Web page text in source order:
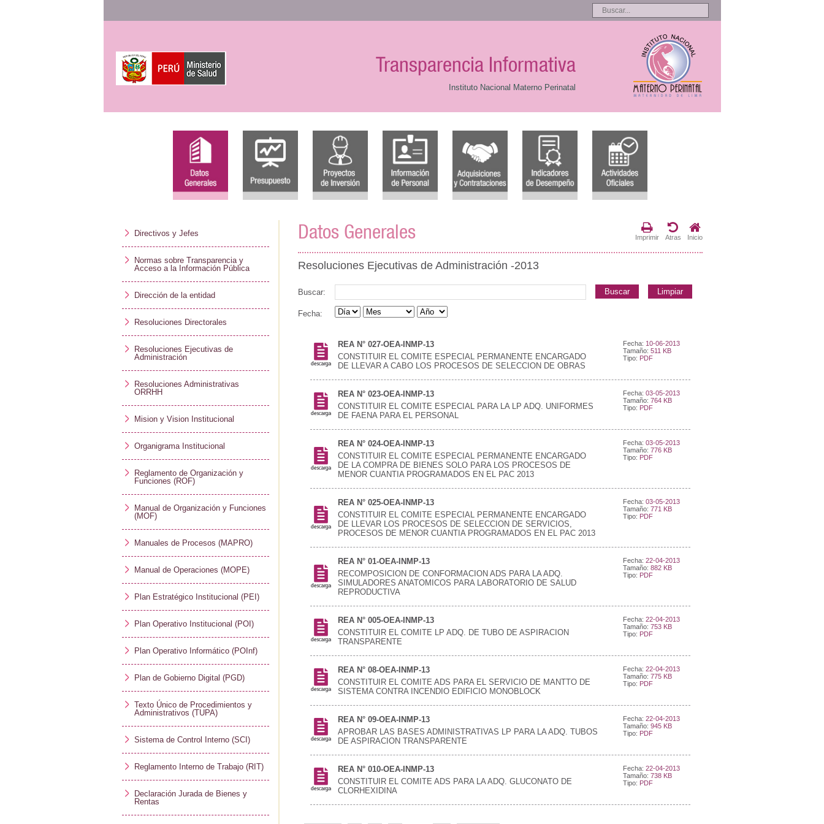
Transparencia Informativa
Instituto Nacional Materno Perinatal
Directivos y Jefes
Normas sobre Transparencia y
Acceso a la Información Pública
Dirección de la entidad
Resoluciones Directorales
Resoluciones Ejecutivas de
Administración
Resoluciones Administrativas
ORRHH
Mision y Vision Institucional
Organigrama Institucional
Reglamento de Organización y
Funciones (ROF)
Manual de Organización y Funciones
(MOF)
Manuales de Procesos (MAPRO)
Manual de Operaciones (MOPE)
Plan Estratégico Institucional (PEI)
Plan Operativo Institucional (POI)
Plan Operativo Informático (POInf)
Plan de Gobierno Digital (PGD)
Texto Único de Procedimientos y
Administrativos (TUPA)
Sistema de Control Interno (SCI)
Reglamento Interno de Trabajo (RIT)
Declaración Jurada de Bienes y
Rentas
Datos Generales Imprimir Atras Inicio
Resoluciones Ejecutivas de Administración -2013
Buscar: Buscar Limpiar
Fecha:
Fecha: 10-06-2013
Tamaño: 511 KB
Tipo: PDF
REA N° 027-OEA-INMP-13
CONSTITUIR EL COMITE ESPECIAL PERMANENTE ENCARGADO
DE LLEVAR A CABO LOS PROCESOS DE SELECCION DE OBRAS
Fecha: 03-05-2013
Tamaño: 764 KB
Tipo: PDF
REA N° 023-OEA-INMP-13
CONSTITUIR EL COMITE ESPECIAL PARA LA LP ADQ. UNIFORMES
DE FAENA PARA EL PERSONAL
Fecha: 03-05-2013
Tamaño: 776 KB
Tipo: PDF
REA N° 024-OEA-INMP-13
CONSTITUIR EL COMITE ESPECIAL PERMANENTE ENCARGADO
DE LA COMPRA DE BIENES SOLO PARA LOS PROCESOS DE
MENOR CUANTIA PROGRAMADOS EN EL PAC 2013
Fecha: 03-05-2013
Tamaño: 771 KB
Tipo: PDF
REA N° 025-OEA-INMP-13
CONSTITUIR EL COMITE ESPECIAL PERMANENTE ENCARGADO
DE LLEVAR LOS PROCESOS DE SELECCION DE SERVICIOS,
PROCESOS DE MENOR CUANTIA PROGRAMADOS EN EL PAC 2013
Fecha: 22-04-2013
Tamaño: 882 KB
Tipo: PDF
REA N° 01-OEA-INMP-13
RECOMPOSICION DE CONFORMACION ADS PARA LA ADQ.
SIMULADORES ANATOMICOS PARA LABORATORIO DE SALUD
REPRODUCTIVA
Fecha: 22-04-2013
Tamaño: 753 KB
Tipo: PDF
REA N° 005-OEA-INMP-13
CONSTITUIR EL COMITE LP ADQ. DE TUBO DE ASPIRACION
TRANSPARENTE
Fecha: 22-04-2013
Tamaño: 775 KB
Tipo: PDF
REA N° 08-OEA-INMP-13
CONSTITUIR EL COMITE ADS PARA EL SERVICIO DE MANTTO DE
SISTEMA CONTRA INCENDIO EDIFICIO MONOBLOCK
Fecha: 22-04-2013
Tamaño: 945 KB
Tipo: PDF
REA N° 09-OEA-INMP-13
APROBAR LAS BASES ADMINISTRATIVAS LP PARA LA ADQ. TUBOS
DE ASPIRACION TRANSPARENTE
Fecha: 22-04-2013
Tamaño: 738 KB
Tipo: PDF
REA N° 010-OEA-INMP-13
CONSTITUIR EL COMITE ADS PARA LA ADQ. GLUCONATO DE
CLORHEXIDINA